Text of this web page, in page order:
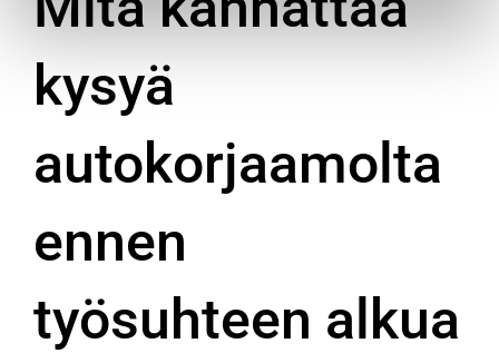
kysyä
autokorjaamolta
ennen
työsuhteen alkua